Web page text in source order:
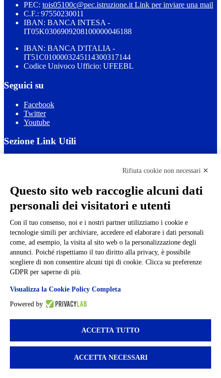
PEC: tois05100c@pec.istruzione.it Link per inviare una mail
C.F.: 97550230011
IBAN: BANCA INTESA -
IT05K0306909208100000046188
IBAN: BANCA D'ITALIA -
IT51C0100003245114300317144
Codice Univoco Ufficio: UFEEBL
Seguici su
Facebook
Twitter
Youtube
Sezione Link Utili
Ufficio Relazioni con il Pubblico
Dichiarazione di accessibilità
Obiettivi di accessibilità
Gestione consensi cookie
Amministrazione trasparente
Pagina visualizzata
6026 volte
Sezione Copyright
Copyright 2026 | Engineered and powered by Gruppo Spaggiari
Parma S.p.A. | Divisione Publishing & New Social Media
Rifiuta cookie non necessari ✕
Questo sito web raccoglie alcuni dati
personali dei visitatori e utenti
Con il tuo consenso, noi e i nostri partner utilizziamo i cookie e
tecnologie simili per archiviare, accedere ed elaborare i dati personali
come, ad esempio, la visita al sito web o la personalizzazione degli
annunci. Poiché rispettiamo il tuo diritto alla privacy, è possibile
scegliere di non consentire alcuni tipi di cookie. Clicca su preferenze
GDPR per saperne di più.
Visualizza la Cookie Policy Completa
Powered by
ACCETTA TUTTO
ACCETTA NECESSARI